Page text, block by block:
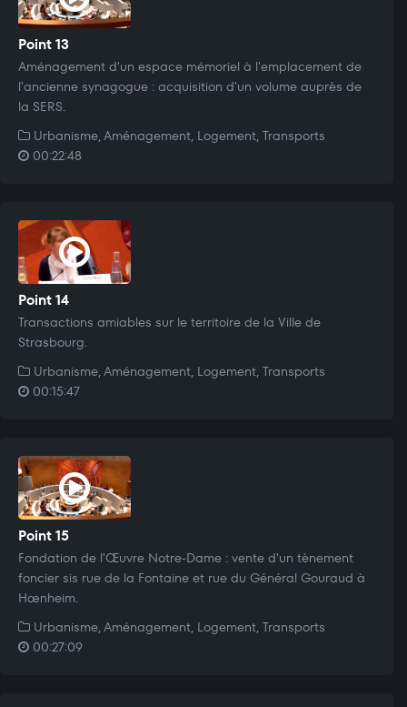
Point 13
Aménagement d'un espace mémoriel à l'emplacement de
l'ancienne synagogue : acquisition d'un volume auprès de
la SERS.
Urbanisme, Aménagement, Logement, Transports
00:22:48
Point 14
Transactions amiables sur le territoire de la Ville de
Strasbourg.
Urbanisme, Aménagement, Logement, Transports
00:15:47
Point 15
Fondation de l'Œuvre Notre-Dame : vente d'un tènement
foncier sis rue de la Fontaine et rue du Général Gouraud à
Hœnheim.
Urbanisme, Aménagement, Logement, Transports
00:27:09